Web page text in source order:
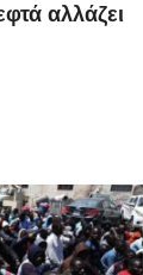
αλλάζει